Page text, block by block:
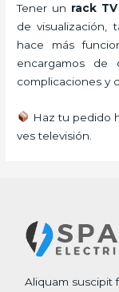
Tener un rack
de visualización,
hace más
encargamos de
complicaciones y
Haz tu pedido
ves televisión.
Aliquam suscipit